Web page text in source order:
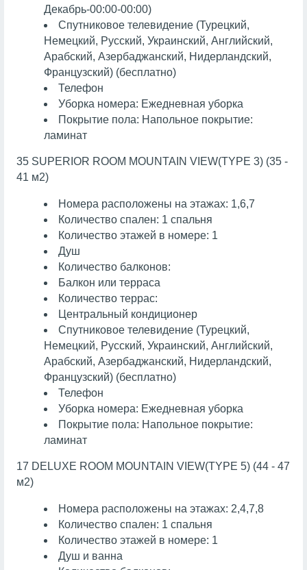
Декабрь-00:00-00:00)
Спутниковое телевидение (Турецкий,
Немецкий, Русский, Украинский, Английский,
Арабский, Азербаджанский, Нидерландский,
Французский) (бесплатно)
Телефон
Уборка номера: Ежедневная уборка
Покрытие пола: Напольное покрытие:
ламинат
35 SUPERIOR ROOM MOUNTAIN VIEW(TYPE 3) (35 -
41 м2)
Номера расположены на этажах: 1,6,7
Количество спален: 1 спальня
Количество этажей в номере: 1
Душ
Количество балконов:
Балкон или терраса
Количество террас:
Центральный кондиционер
Спутниковое телевидение (Турецкий,
Немецкий, Русский, Украинский, Английский,
Арабский, Азербаджанский, Нидерландский,
Французский) (бесплатно)
Телефон
Уборка номера: Ежедневная уборка
Покрытие пола: Напольное покрытие:
ламинат
17 DELUXE ROOM MOUNTAIN VIEW(TYPE 5) (44 - 47
м2)
Номера расположены на этажах: 2,4,7,8
Количество спален: 1 спальня
Количество этажей в номере: 1
Душ и ванна